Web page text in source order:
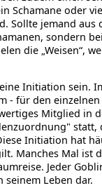
Schamane oder
Sollte jemand aus
sondern
die „Weisen“,
Initiation sein.
- für den
Mitglied in
statt,
Initiation hat
Manches Mal ist
Jeder
Leben dar.